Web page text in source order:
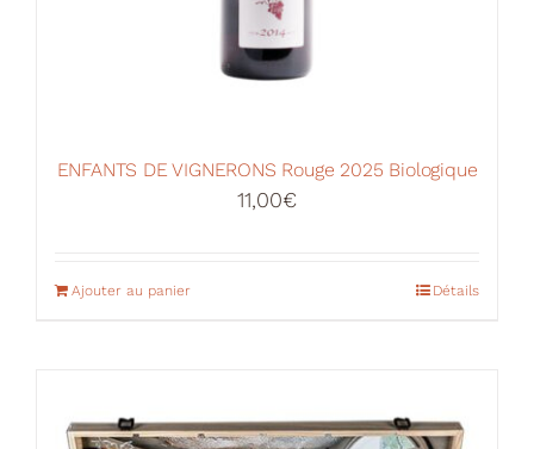
ENFANTS DE VIGNERONS Rouge 2025 Biologique
11,00€
Ajouter au panier Détails